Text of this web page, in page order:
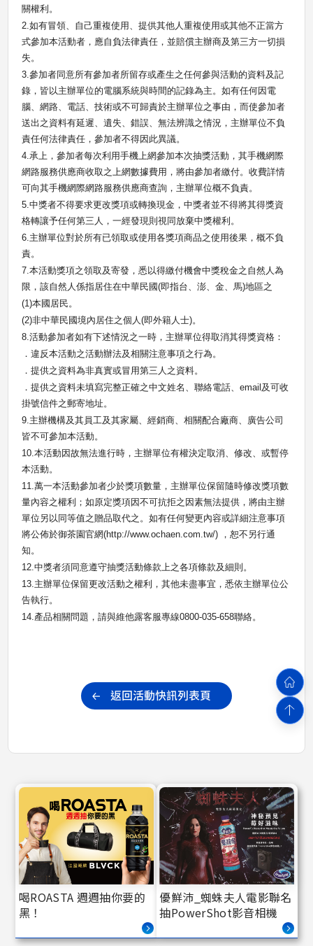
關權利。
2. 如有冒領、自己重複使用、提供其他人重複使用或其他不正當方
式參加本活動者，應自負法律責任，並賠償主辦商及第三方一切損
失。
3. 參加者同意所有參加者所留存或產生之任何參與活動的資料及記
錄，皆以主辦單位的電腦系統與時間的記錄為主。如有任何因電
腦、網路、電話、技術或不可歸責於主辦單位之事由，而使參加者
送出之資料有延遲、遺失、錯誤、無法辨識之情況，主辦單位不負
責任何法律責任，參加者不得因此異議。
4. 承上，參加者每次利用手機上網參加本次抽獎活動，其手機網際
網路服務供應商收取之上網數據費用，將由參加者繳付。收費詳情
可向其手機網際網路服務供應商查詢，主辦單位概不負責。
5. 中獎者不得要求更改獎項或轉換現金，中獎者並不得將其得獎資
格轉讓予任何第三人，一經發現則視同放棄中獎權利。
6. 主辦單位對於所有已領取或使用各獎項商品之使用後果，概不負
責。
7. 本活動獎項之領取及寄發，悉以得繳付機會中獎稅金之自然人為
限，該自然人係指居住在中華民國(即指台、澎、金、馬)地區之
(1)本國居民。
(2)非中華民國境內居住之個人 (即外籍人士)。
8. 活動參加者如有下述情況之一時，主辦單位得取消其得獎資格：
．違反本活動之活動辦法及相關注意事項之行為。
．提供之資料為非真實或冒用第三人之資料。
．提供之資料未填寫完整正確之中文姓名、聯絡電話、 email及可收
掛號信件之郵寄地址。
9. 主辦機構及其員工及其家屬、經銷商、相關配合廠商、廣告公司
皆不可參加本活動。
10. 本活動因故無法進行時，主辦單位有權決定取消、修改、或暫停
本活動。
11. 萬一本活動參加者少於獎項數量，主辦單位保留隨時修改獎項數
量內容之權利；如原定獎項因不可抗拒之因素無法提供，將由主辦
單位另以同等值之贈品取代之。如有任何變更內容或詳細注意事項
將公佈於御茶園官網(http://www.ochaen.com.tw/)
，恕不另行通
知。
12. 中獎者須同意遵守抽獎活動條款上之各項條款及細則。
13. 主辦單位保留更改活動之權利，其他未盡事宜，悉依主辦單位公
告執行。
14. 產品相關問題，請與維他露客服專線0800-035-658聯絡。
喝ROASTA 週週抽你要的
黑！
優鮮沛_蜘蛛夫人電影聯名
抽PowerShot影音相機